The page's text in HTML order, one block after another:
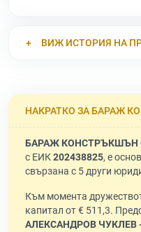
ВИЖ ИСТОРИЯ НА
НАКРАТКО ЗА БАРАЖ
БАРАЖ КОНСТРЪКШЪН
с ЕИК202438825, е
свързана с 5 други
Към момента
капитал от € 511,3.
АЛЕКСАНДРОВ ЧУКЛЕВ -